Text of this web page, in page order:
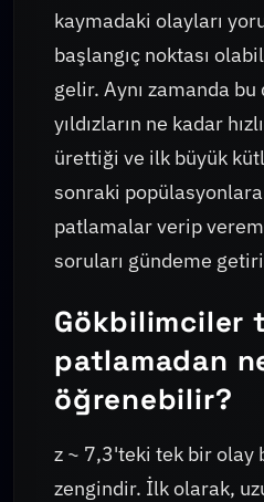
kaymadaki olayları
başlangıç noktası
gelir. Aynı zamanda
yıldızların ne kadar
ürettiği ve ilk büyük
sonraki
patlamalar verip
soruları gündeme
Gökbilimciler
patlamadan
öğrenebilir?
z ~ 7,3'teki tek bir olay
zengindir. İlk olarak,